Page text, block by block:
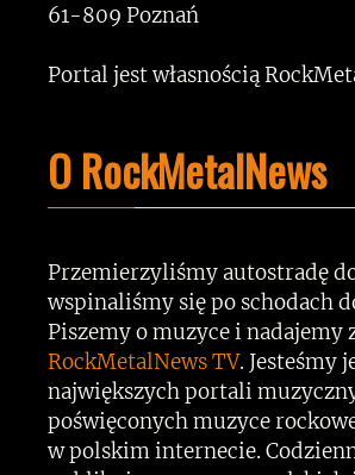
61-809 Poznań
Portal jest własnością
O RockMetalNews
Przemierzyliśmy autostradę
wspinaliśmy się po schodach
Piszemy o muzyce i nadajemy
RockMetalNews TV. Jesteśmy
największych portali
poświęconych muzyce
w polskim internecie.